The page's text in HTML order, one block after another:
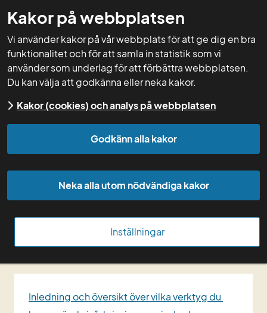
Kakor på webbplatsen
Vi använder kakor på vår webbplats för att ge dig en bra
funktionalitet och för att samla in statistik som vi
använder som underlag för att förbättra webbplatsen.
Du kan välja att godkänna eller neka kakor.
Kakor (cookies) och analys på webbplatsen
Godkänn alla kakor
Neka alla utom nödvändiga kakor
Inställningar
GNW-adm
Start Kurser Kursdokumentation
Arkiv
markvårdsappen "Hur mår min jord?" 15 oktober
Genomgång av
markvårdsappen "Hur
mår min jord?"
15 oktober, kl. 09.00-10.30
Inledning och översikt över vilka verktyg du